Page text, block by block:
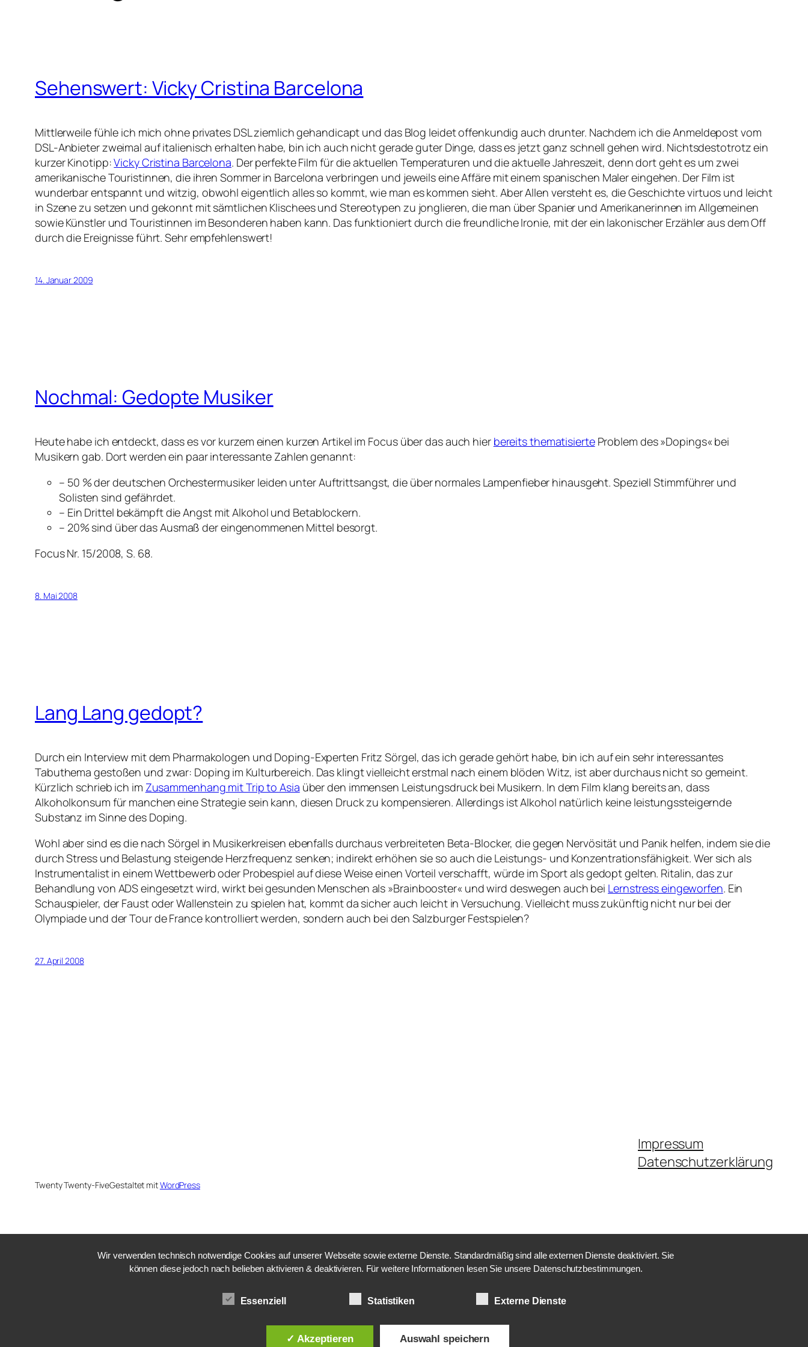
Sehenswert: Vicky Cristina Barcelona
Mittlerweile fühle ich mich ohne privates DSL ziemlich gehandicapt und das Blog leidet offenkundig auch drunter. Nachdem ich die Anmeldepost vom
DSL-Anbieter zweimal auf italienisch erhalten habe, bin ich auch nicht gerade guter Dinge, dass es jetzt ganz schnell gehen wird. Nichtsdestotrotz ein
kurzer Kinotipp:Vicky Cristina Barcelona. Der perfekte Film für die aktuellen Temperaturen und die aktuelle Jahreszeit, denn dort geht es um zwei
amerikanische Touristinnen, die ihren Sommer in Barcelona verbringen und jeweils eine Affäre mit einem spanischen Maler eingehen. Der Film ist
wunderbar entspannt und witzig, obwohl eigentlich alles so kommt, wie man es kommen sieht. Aber Allen versteht es, die Geschichte virtuos und leicht
in Szene zu setzen und gekonnt mit sämtlichen Klischees und Stereotypen zu jonglieren, die man über Spanier und Amerikanerinnen im Allgemeinen
sowie Künstler und Touristinnen im Besonderen haben kann. Das funktioniert durch die freundliche Ironie, mit der ein lakonischer Erzähler aus dem Off
durch die Ereignisse führt. Sehr empfehlenswert!
14. Januar 2009
Nochmal: Gedopte Musiker
Heute habe ich entdeckt, dass es vor kurzem einen kurzen Artikel im Focus über das auch hier bereits thematisierteProblem des »Dopings« bei
Musikern gab. Dort werden ein paar interessante Zahlen genannt:
– 50 % der deutschen Orchestermusiker leiden unter Auftrittsangst, die über normales Lampenfieber hinausgeht. Speziell Stimmführer und
Solisten sind gefährdet.
– Ein Drittel bekämpft die Angst mit Alkohol und Betablockern.
– 20% sind über das Ausmaß der eingenommenen Mittel besorgt.
Focus Nr. 15/2008, S. 68.
8. Mai 2008
Lang Lang gedopt?
Durch ein Interview mit dem Pharmakologen und Doping-Experten Fritz Sörgel, das ich gerade gehört habe, bin ich auf ein sehr interessantes
Tabuthema gestoßen und zwar: Doping im Kulturbereich. Das klingt vielleicht erstmal nach einem blöden Witz, ist aber durchaus nicht so gemeint.
Kürzlich schrieb ich im Zusammenhang mit Trip to Asia über den immensen Leistungsdruck bei Musikern. In dem Film klang bereits an, dass
Alkoholkonsum für manchen eine Strategie sein kann, diesen Druck zu kompensieren. Allerdings ist Alkohol natürlich keine leistungssteigernde
Substanz im Sinne des Doping.
Wohl aber sind es die nach Sörgel in Musikerkreisen ebenfalls durchaus verbreiteten Beta-Blocker, die gegen Nervösität und Panik helfen, indem sie die
durch Stress und Belastung steigende Herzfrequenz senken; indirekt erhöhen sie so auch die Leistungs- und Konzentrationsfähigkeit. Wer sich als
Instrumentalist in einem Wettbewerb oder Probespiel auf diese Weise einen Vorteil verschafft, würde im Sport als gedopt gelten. Ritalin, das zur
Behandlung von ADS eingesetzt wird, wirkt bei gesunden Menschen als »Brainbooster« und wird deswegen auch bei Lernstress eingeworfen. Ein
Schauspieler, der Faust oder Wallenstein zu spielen hat, kommt da sicher auch leicht in Versuchung. Vielleicht muss zukünftig nicht nur bei der
Olympiade und der Tour de France kontrolliert werden, sondern auch bei den Salzburger Festspielen?
27. April 2008
Impressum
Datenschutzerklärung
Twenty Twenty-FiveGestaltet mitWordPress
Wir verwenden technisch notwendige Cookies auf unserer Webseite sowie externe Dienste. Standardmäßig sind alle externen Dienste deaktiviert. Sie
können diese jedoch nach belieben aktivieren & deaktivieren. Für weitere Informationen lesen Sie unsere Datenschutzbestimmungen.
Essenziell Statistiken Externe Dienste
✓ Akzeptieren Auswahl speichern